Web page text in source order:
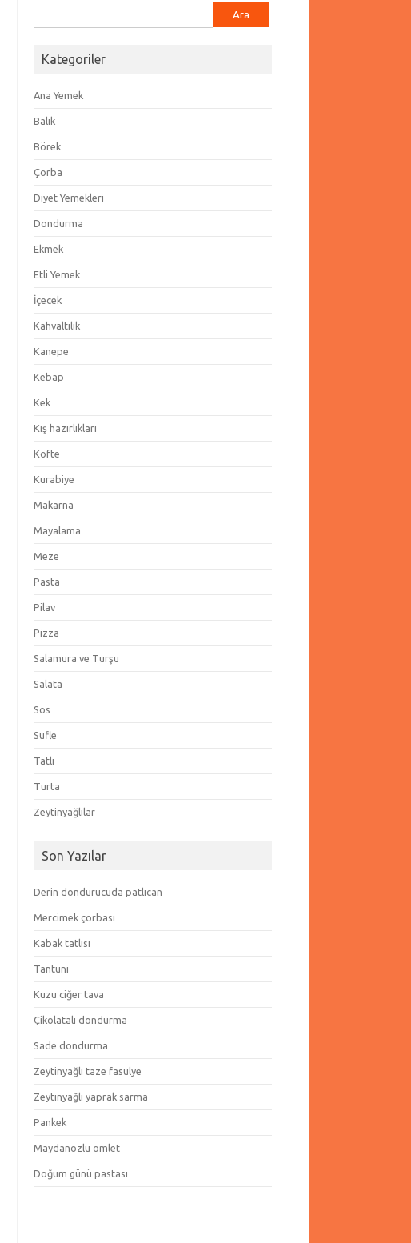
Kategoriler
Ana Yemek
Balık
Börek
Çorba
Diyet Yemekleri
Dondurma
Ekmek
Etli Yemek
İçecek
Kahvaltılık
Kanepe
Kebap
Kek
Kış hazırlıkları
Köfte
Kurabiye
Makarna
Mayalama
Meze
Pasta
Pilav
Pizza
Salamura ve Turşu
Salata
Sos
Sufle
Tatlı
Turta
Zeytinyağlılar
Son Yazılar
Derin dondurucuda patlıcan
Mercimek çorbası
Kabak tatlısı
Tantuni
Kuzu ciğer tava
Çikolatalı dondurma
Sade dondurma
Zeytinyağlı taze fasulye
Zeytinyağlı yaprak sarma
Pankek
Maydanozlu omlet
Doğum günü pastası